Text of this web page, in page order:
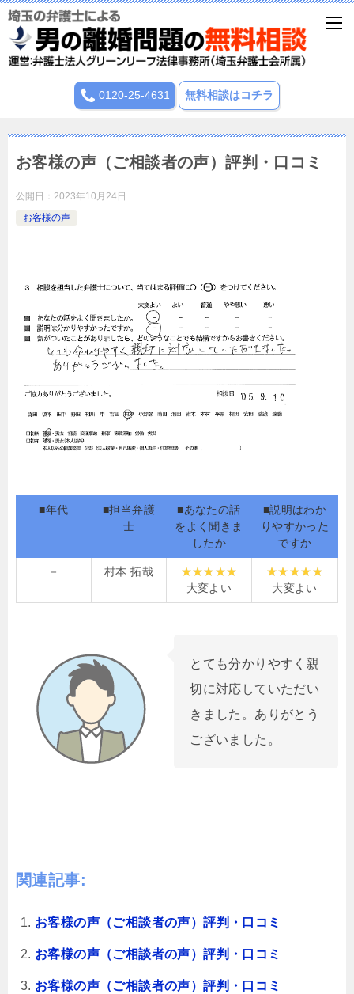
0120-25-4631 無料相談はコチラ
お客様の声（ご相談者の声）評判・口コミ
公開日： 2023年10月24日
お客様の声
■年代
■担当弁護
士
■あなたの話
をよく聞きま
したか
■説明はわか
りやすかった
ですか
－
村本 拓哉
大変よい
大変よい
とても分かりやすく親
切に対応していただい
きました。ありがとう
ございました。
関連記事:
お客様の声（ご相談者の声）評判・口コミ
お客様の声（ご相談者の声）評判・口コミ
お客様の声（ご相談者の声）評判・口コミ